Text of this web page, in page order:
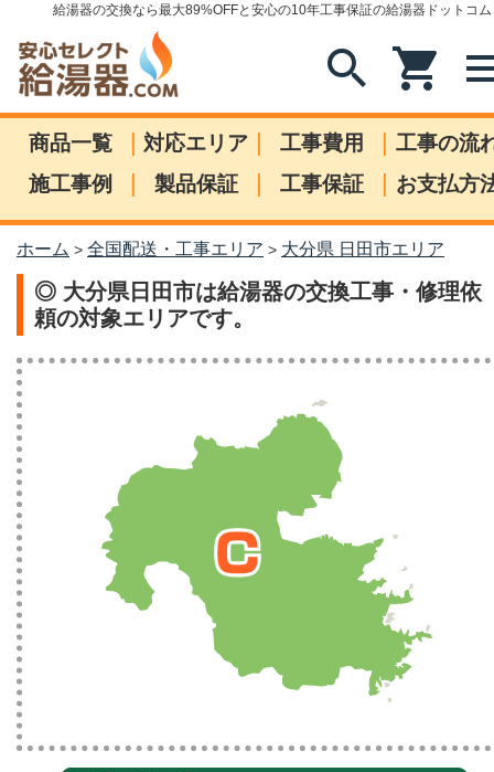
給湯器の交換なら最大89%OFFと安心の10年工事保証の給湯器ドットコム
search shopping_cart
商品一覧 | 対応エリア | 工事費用 | 工事の流
施工事例
| 製品保証 | 工事保証 | お支払方
ホーム > 全国配送・工事エリア > 大分県 日田市エリア
◎ 大分県日田市は給湯器の交換工事・修理依
頼の対象エリアです。